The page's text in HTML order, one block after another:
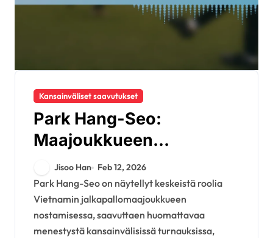
Kansainväliset saavutukset
Park Hang-Seo:
Maajoukkueen
saavutukset,
Kansainväliset
turnaukset,
Valmennusperintö
Jisoo Han Feb 12, 2026
Park Hang-Seo on näytellyt keskeistä roolia
Vietnamin jalkapallomaajoukkueen
nostamisessa, saavuttaen huomattavaa
menestystä kansainvälisissä turnauksissa,